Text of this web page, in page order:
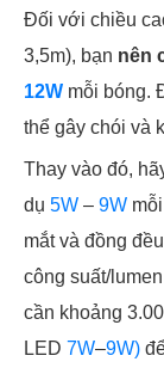
Đối với chiều
3,5m), bạn nên
12W mỗi bóng.
thể gây chói và
Thay vào đó,
dụ 5W – 9W
mắt và đồng
công suất/
cần khoảng
LED 7W–9W)